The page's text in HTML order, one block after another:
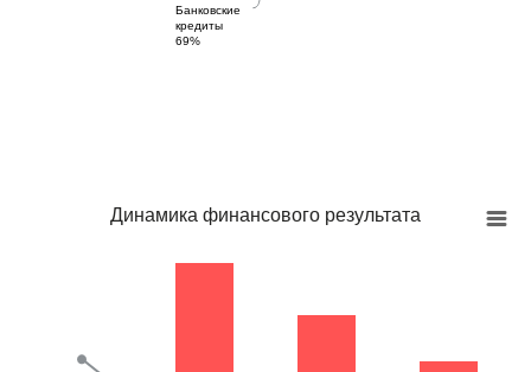
Банковские
кредиты
69%
Динамика финансового результата